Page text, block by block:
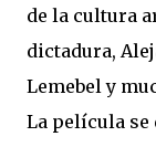
de la cultura
dictadura,
Lemebel y
La película se